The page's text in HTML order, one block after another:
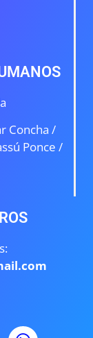
Concha /
Ponce /